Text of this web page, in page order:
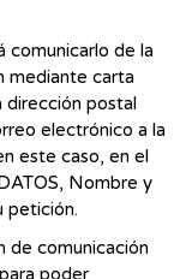
comunicarlo de la
mediante carta
dirección postal
electrónico a la
este caso, en el
Nombre y
petición.
de comunicación
poder